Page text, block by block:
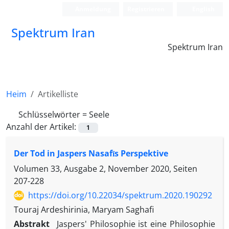
Spektrum Iran
Spektrum Iran
Heim
Artikelliste
Schlüsselwörter =Seele
Anzahl der Artikel:
1
Der Tod in Jaspers Nasafīs Perspektive
Volumen 33, Ausgabe 2, November 2020, Seiten
207-228
https://doi.org/10.22034/spektrum.2020.190292
Touraj Ardeshirinia, Maryam Saghafi
Abstrakt
Jaspers' Philosophie ist eine Philosophie